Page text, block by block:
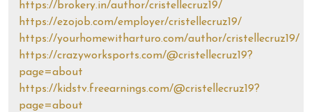
https://brokery.in/author/cristellecruz19/
https://ezojob.com/employer/cristellecruz19/
https://yourhomewitharturo.com/author/cristellecruz19/
https://crazyworksports.com/@cristellecruz19?
page=about
https://kidstv.freearnings.com/@cristellecruz19?
page=about